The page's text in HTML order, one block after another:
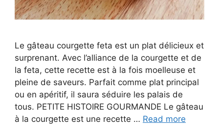
Le gâteau courgette feta est un plat délicieux et
surprenant. Avec l’alliance de la courgette et de
la feta, cette recette est à la fois moelleuse et
pleine de saveurs. Parfait comme plat principal
ou en apéritif, il saura séduire les palais de
tous. PETITE HISTOIRE GOURMANDE Le gâteau
à la courgette est une recette … Read more